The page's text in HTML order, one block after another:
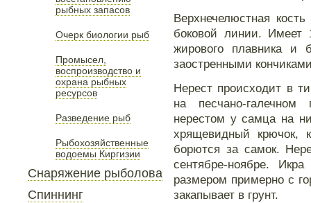
рыбных запасов
Очерк биологии рыб
Промысел,
воспроизводство и
охрана рыбных
ресурсов
Разведение рыб
Рыбохозяйственные
водоемы Киргизии
Снаряжение рыболова
Спиннинг
Верхнечелюстная
боковой линии.
жирового плавника и
заостренными
Нерест происходит в
на песчано-
нерестом у самца на
хрящевидный крючок,
борются за самок.
сентябре-ноябре.
размером примерно с
закапывает в грунт.